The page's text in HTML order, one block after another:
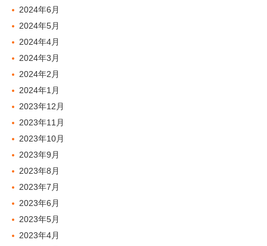
2024年6月
2024年5月
2024年4月
2024年3月
2024年2月
2024年1月
2023年12月
2023年11月
2023年10月
2023年9月
2023年8月
2023年7月
2023年6月
2023年5月
2023年4月